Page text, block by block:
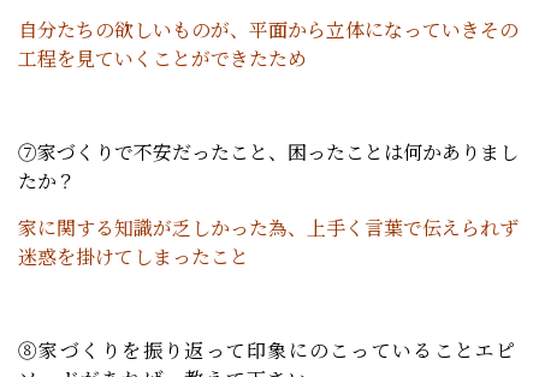
自分たちの欲しいものが、平面から立体になっていきその
工程を見ていくことができたため
⑦家づくりで不安だったこと、困ったことは何かありまし
たか？
家に関する知識が乏しかった為、上手く言葉で伝えられず
迷惑を掛けてしまったこと
⑧家づくりを振り返って印象にのこっていることエピ